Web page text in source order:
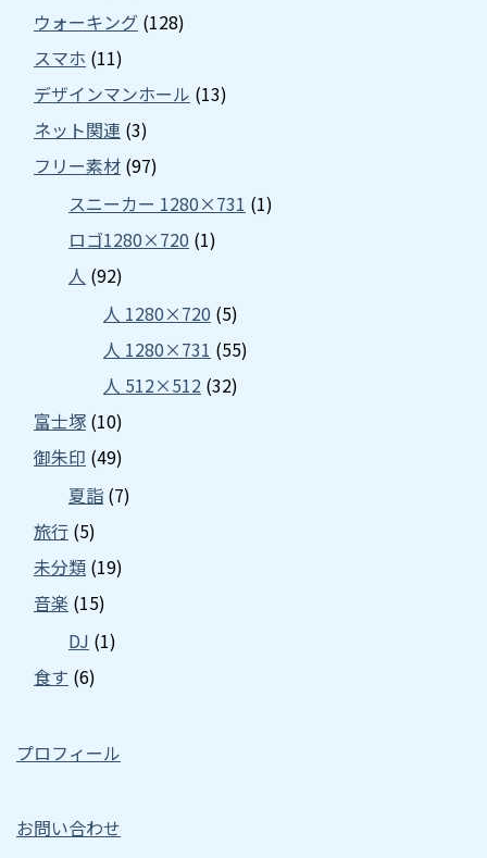
ウォーキング (128)
スマホ (11)
デザインマンホール (13)
ネット関連 (3)
フリー素材 (97)
スニーカー 1280×731 (1)
ロゴ1280×720 (1)
人 (92)
人 1280×720 (5)
人 1280×731 (55)
人 512×512 (32)
富士塚 (10)
御朱印 (49)
夏詣 (7)
旅行 (5)
未分類 (19)
音楽 (15)
DJ (1)
食す (6)
プロフィール
お問い合わせ